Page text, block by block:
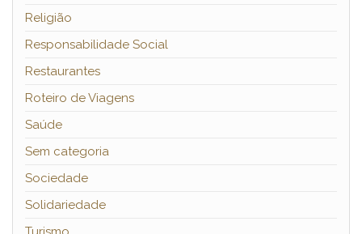
Religião
Responsabilidade Social
Restaurantes
Roteiro de Viagens
Saúde
Sem categoria
Sociedade
Solidariedade